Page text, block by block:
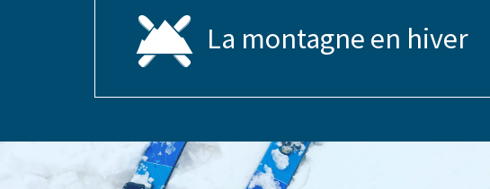
La montagne en hiver